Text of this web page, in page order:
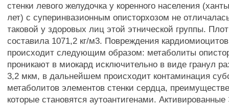
стенки левого желудочка у коренного населения
лет) с суперинвазионным описторхозом не
таковой у здоровых лиц этой этнической группы.
составила 1071,2 кг/м3. Повреждения
происходит следующим образом: метаболиты
проникают в миокард исключительно в виде гранул
3,2 мкм, в дальнейшем происходит контаминация
метаболитов элементов стенки сердца,
которые становятся аутоантигенами.